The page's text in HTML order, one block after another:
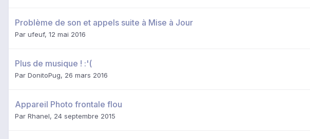
Problème de son et appels suite à Mise à Jour
Par ufeuf, 12 mai 2016
Plus de musique ! :'(
Par DonitoPug, 26 mars 2016
Appareil Photo frontale flou
Par Rhanel, 24 septembre 2015